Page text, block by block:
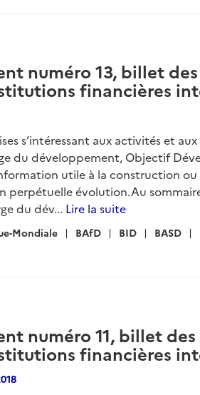
numéro 13, billet
financières
s’intéressant aux activités et
du développement, Objectif
utile à la construction ou
perpétuelle évolution.Au
du dév... Lire la suite
Mondiale BAfD BID BASD
numéro 11, billet
financières